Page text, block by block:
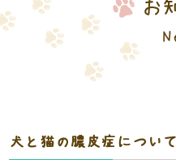
お
犬と猫の膿皮症について